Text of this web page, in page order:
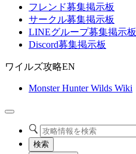
フレンド募集掲示板
サークル募集掲示板
LINEグループ募集掲示板
Discord募集掲示板
ワイルズ攻略EN
Monster Hunter Wilds Wiki
検索